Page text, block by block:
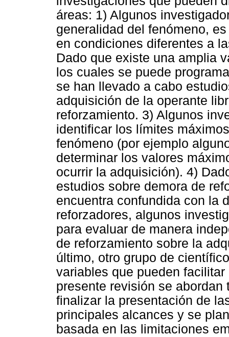
áreas: 1) Algunos
generalidad del fenómeno,
en condiciones diferentes a
Dado que existe una amplia
los cuales se puede
se han llevado a cabo
adquisición de la operante
reforzamiento. 3) Algunos
identificar los límites
fenómeno (por ejemplo
determinar los valores
ocurrir la adquisición). 4)
estudios sobre demora de
encuentra confundida con la
reforzadores, algunos
para evaluar de manera
de reforzamiento sobre la
último, otro grupo de
variables que pueden
presente revisión se
finalizar la presentación de
principales alcances y se
basada en las limitaciones